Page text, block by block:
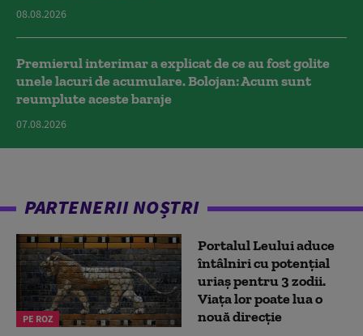
08.08.2026
Premierul interimar a explicat de ce au fost golite
unele lacuri de acumulare. Bolojan: Acum sunt
reumplute aceste baraje
07.08.2026
PARTENERII NOȘTRI
PE ROZ
Portalul Leului aduce
întâlniri cu potențial
uriaș pentru 3 zodii.
Viața lor poate lua o
nouă direcție